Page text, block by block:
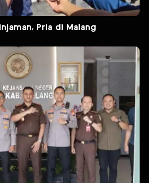
Pria di Malang